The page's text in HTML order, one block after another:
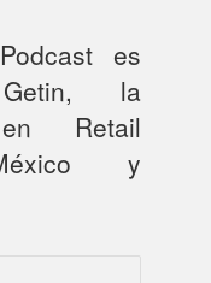
es
la
Retail
y